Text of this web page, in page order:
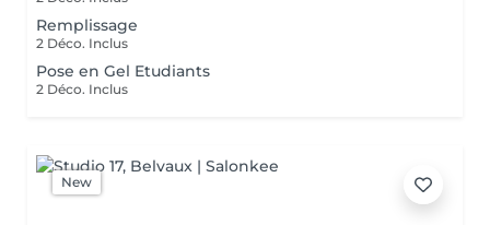
Remplissage
2 Déco. Inclus
Pose en Gel Etudiants
2 Déco. Inclus
New